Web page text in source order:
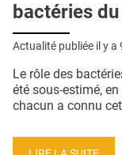
bactéries
Actualité publiée il y a
Le rôle des
été sous-estimé,
chacun a connu